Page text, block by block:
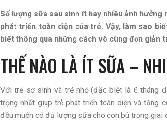
Số lượng sữa sau sinh ít hay nhiều ảnh
phát triển toàn diện của trẻ. Vậy, làm sao
biết thông qua những cách vô cùng đơn giản
THẾ NÀO LÀ ÍT SỮA –
Với trẻ sơ sinh và trẻ nhỏ (đặc biệt là 6 tháng
trọng nhất giúp trẻ phát triển toàn diện và tăng
đều muốn có đủ lượng sữa cho con bú trong giai